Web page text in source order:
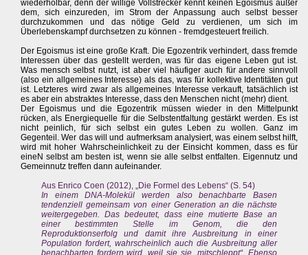
wiederholbar, denn der willige Vollstrecker kennt keinen Egoismus außer
dem, sich einzureden, im Strom der Anpassung auch selbst besser
durchzukommen und das nötige Geld zu verdienen, um sich im
Überlebenskampf durchsetzen zu können - fremdgesteuert freilich.
Der Egoismus ist eine große Kraft. Die Egozentrik verhindert, dass fremde
Interessen über das gestellt werden, was für das eigene Leben gut ist.
Was mensch selbst nutzt, ist aber viel häufiger auch für andere sinnvoll
(also ein allgemeines Interesse) als das, was für kollektive Identitäten gut
ist. Letzteres wird zwar als allgemeines Interesse verkauft, tatsächlich ist
es aber ein abstraktes Interesse, dass den Menschen nicht (mehr) dient.
Der Egoismus und die Egozentrik müssen wieder in den Mittelpunkt
rücken, als Energiequelle für die Selbstentfaltung gestärkt werden. Es ist
nicht peinlich, für sich selbst ein gutes Leben zu wollen. Ganz im
Gegenteil. Wer das will und aufmerksam analysiert, was einem selbst hilft,
wird mit hoher Wahrscheinlichkeit zu der Einsicht kommen, dass es für
eineN selbst am besten ist, wenn sie alle selbst entfalten. Eigennutz und
Gemeinnutz treffen dann aufeinander.
Aus Enrico Coen (2012), „Die Formel des Lebens“ (S. 54)
In einem DNA-Molekül werden also benachbarte Basen
tendenziell gemeinsam von einer Generation an die nächste
weitergegeben. Das bedeutet, dass eine mutierte Base an
einer bestimmten Stelle im Genom, die den
Reproduktionserfolg und damit ihre Ausbreitung in einer
Population fordert, wahrscheinlich auch die Ausbreitung aller